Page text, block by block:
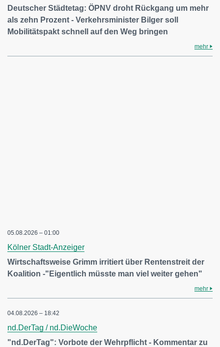
Deutscher Städtetag: ÖPNV droht Rückgang um mehr
als zehn Prozent - Verkehrsminister Bilger soll
Mobilitätspakt schnell auf den Weg bringen
mehr
05.08.2026 – 01:00
Kölner Stadt-Anzeiger
Wirtschaftsweise Grimm irritiert über Rentenstreit der
Koalition -"Eigentlich müsste man viel weiter gehen"
mehr
04.08.2026 – 18:42
nd.DerTag / nd.DieWoche
"nd.DerTag": Vorbote der Wehrpflicht - Kommentar zu